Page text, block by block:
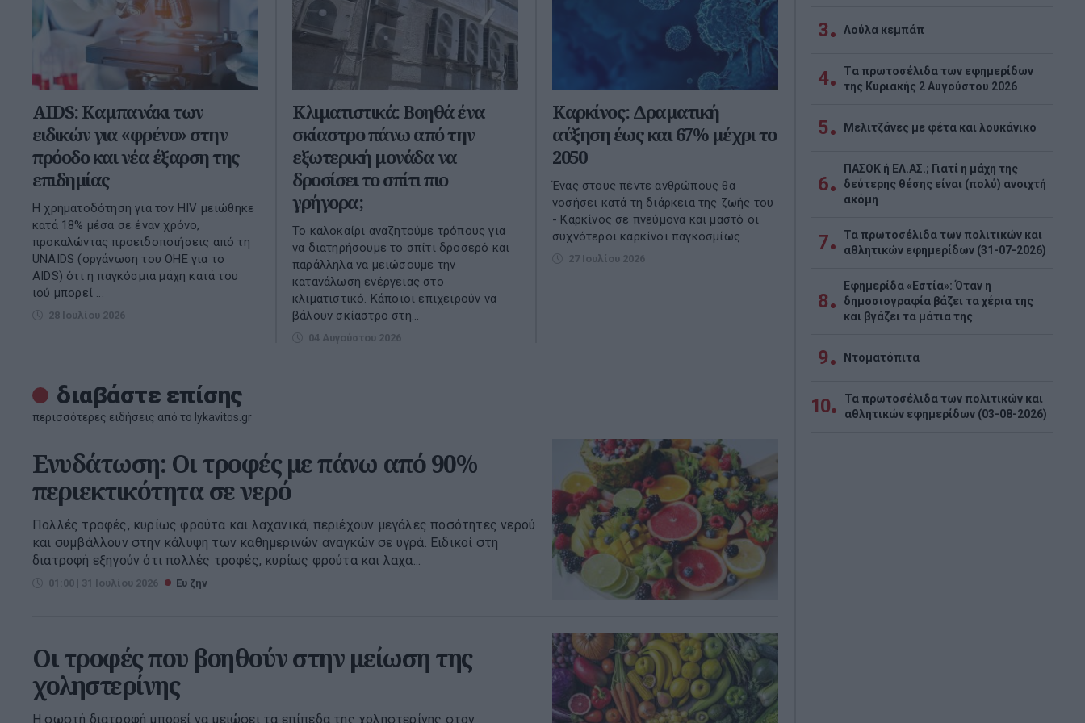
AIDS: Καμπανάκι των
ειδικών για «φρένο» στην
πρόοδο και νέα έξαρση της
επιδημίας
Η χρηματοδότηση για τον HIV μειώθηκε
κατά 18% μέσα σε έναν χρόνο,
προκαλώντας προειδοποιήσεις από τη
UNAIDS (οργάνωση του ΟΗΕ για το
AIDS) ότι η παγκόσμια μάχη κατά του
ιού μπορεί ...
28 Ιουλίου 2026
Κλιματιστικά: Βοηθά ένα
σκίαστρο πάνω από την
εξωτερική μονάδα να
δροσίσει το σπίτι πιο
γρήγορα;
Το καλοκαίρι αναζητούμε τρόπους για
να διατηρήσουμε το σπίτι δροσερό και
παράλληλα να μειώσουμε την
κατανάλωση ενέργειας στο
κλιματιστικό. Κάποιοι επιχειρούν να
βάλουν σκίαστρο στη...
04 Αυγούστου 2026
Καρκίνος: Δραματική
αύξηση έως και 67% μέχρι το
2050
Ένας στους πέντε ανθρώπους θα
νοσήσει κατά τη διάρκεια της ζωής του
- Καρκίνος σε πνεύμονα και μαστό οι
συχνότεροι καρκίνοι παγκοσμίως
27 Ιουλίου 2026
διαβάστε επίσης
περισσότερες ειδήσεις από το lykavitos.gr
Ενυδάτωση: Οι τροφές με πάνω από 90%
περιεκτικότητα σε νερό
Πολλές τροφές, κυρίως φρούτα και λαχανικά, περιέχουν μεγάλες ποσότητες νερού
και συμβάλλουν στην κάλυψη των καθημερινών αναγκών σε υγρά. Ειδικοί στη
διατροφή εξηγούν ότι πολλές τροφές, κυρίως φρούτα και λαχα...
01:00 | 31 Ιουλίου 2026 Ευ ζην
Οι τροφές που βοηθούν στην μείωση της
χοληστερίνης
Η σωστή διατροφή μπορεί να μειώσει τα επίπεδα της χοληστερίνης στον
3 Λούλα κεμπάπ
4
Tα πρωτοσέλιδα των εφημερίδων
της Κυριακής 2 Αυγούστου 2026
5 Μελιτζάνες με φέτα και λουκάνικο
6
ΠΑΣΟΚ ή ΕΛ.ΑΣ.; Γιατί η μάχη της
δεύτερης θέσης είναι (πολύ) ανοιχτή
ακόμη
7
Τα πρωτοσέλιδα των πολιτικών και
αθλητικών εφημερίδων (31-07-2026)
8
Εφημερίδα «Εστία»: Όταν η
δημοσιογραφία βάζει τα χέρια της
και βγάζει τα μάτια της
9 Ντοματόπιτα
10
Τα πρωτοσέλιδα των πολιτικών και
αθλητικών εφημερίδων (03-08-2026)